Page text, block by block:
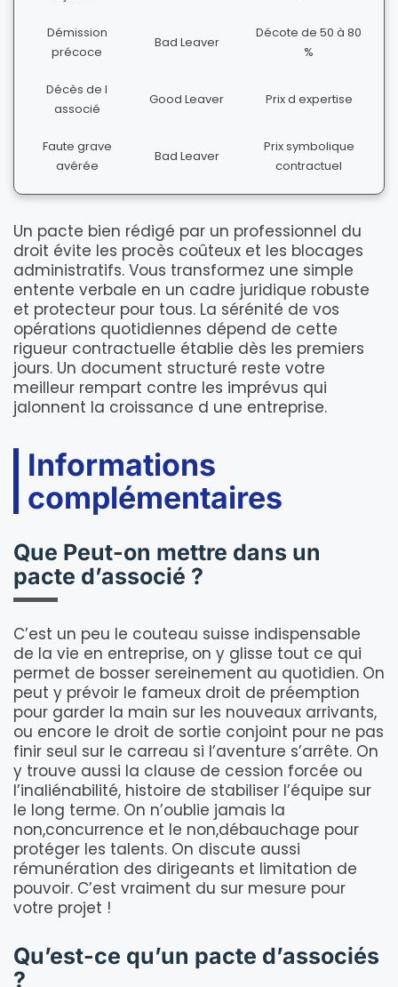
Démission
précoce
Bad Leaver
Décote de 50 à 80
%
Décès de l
associé
Good Leaver Prix d expertise
Faute grave
avérée
Bad Leaver
Prix symbolique
contractuel
Un pacte bien rédigé par un professionnel du
droit évite les procès coûteux et les blocages
administratifs. Vous transformez une simple
entente verbale en un cadre juridique robuste
et protecteur pour tous. La sérénité de vos
opérations quotidiennes dépend de cette
rigueur contractuelle établie dès les premiers
jours. Un document structuré reste votre
meilleur rempart contre les imprévus qui
jalonnent la croissance d une entreprise.
Informations
complémentaires
Que Peut-on mettre dans un
pacte d’associé ?
C’est un peu le couteau suisse indispensable
de la vie en entreprise, on y glisse tout ce qui
permet de bosser sereinement au quotidien. On
peut y prévoir le fameux droit de préemption
pour garder la main sur les nouveaux arrivants,
ou encore le droit de sortie conjoint pour ne pas
finir seul sur le carreau si l’aventure s’arrête. On
y trouve aussi la clause de cession forcée ou
l’inaliénabilité, histoire de stabiliser l’équipe sur
le long terme. On n’oublie jamais la
non,concurrence et le non,débauchage pour
protéger les talents. On discute aussi
rémunération des dirigeants et limitation de
pouvoir. C’est vraiment du sur mesure pour
votre projet !
Qu’est-ce qu’un pacte d’associés
?